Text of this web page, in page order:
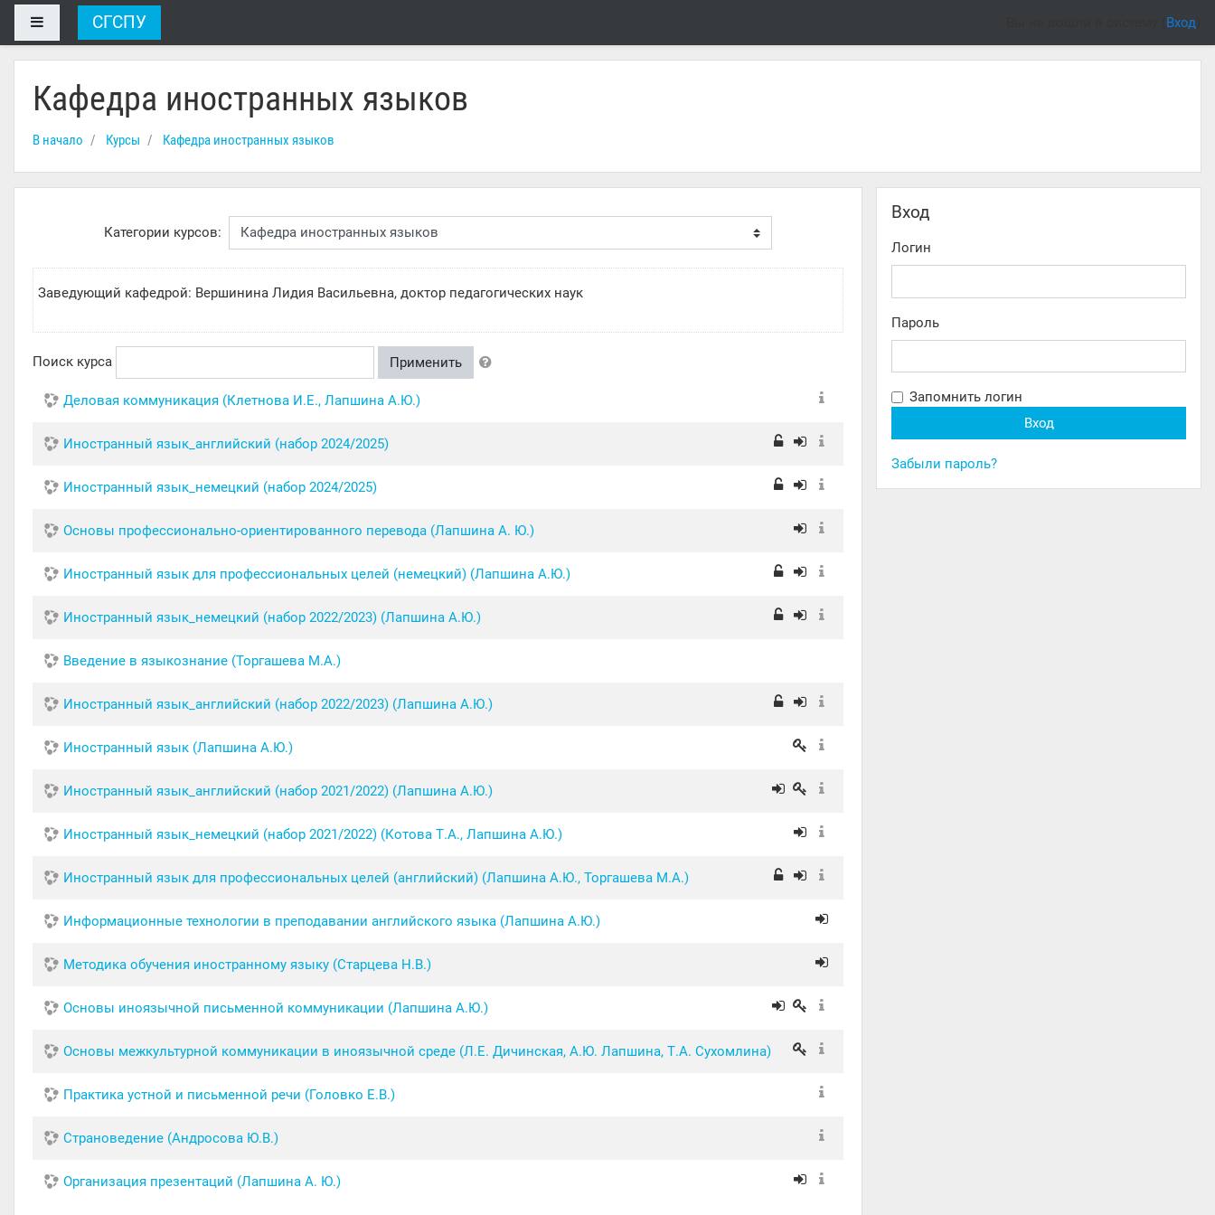
Перейти к основному содержанию
Боковая панель
СГСПУ Вход
Кафедра иностранных языков
В начало Курсы Кафедра иностранных языков
Категории курсов:
Заведующий кафедрой: Вершинина Лидия Васильевна, доктор педагогических наук
Поиск курса Применить
Деловая коммуникация (Клетнова И.Е., Лапшина А.Ю.)
Иностранный язык_английский (набор 2024/2025)
Иностранный язык_немецкий (набор 2024/2025)
Основы профессионально-ориентированного перевода (Лапшина А. Ю.)
Иностранный язык для профессиональных целей (немецкий) (Лапшина А.Ю.)
Иностранный язык_немецкий (набор 2022/2023) (Лапшина А.Ю.)
Введение в языкознание (Торгашева М.А.)
Иностранный язык_английский (набор 2022/2023) (Лапшина А.Ю.)
Иностранный язык (Лапшина А.Ю.)
Иностранный язык_английский (набор 2021/2022) (Лапшина А.Ю.)
Иностранный язык_немецкий (набор 2021/2022) (Котова Т.А., Лапшина А.Ю.)
Иностранный язык для профессиональных целей (английский) (Лапшина А.Ю., Торгашева М.А.)
Информационные технологии в преподавании английского языка (Лапшина А.Ю.)
Методика обучения иностранному языку (Старцева Н.В.)
Основы иноязычной письменной коммуникации (Лапшина А.Ю.)
Основы межкультурной коммуникации в иноязычной среде (Л.Е. Дичинская, А.Ю. Лапшина, Т.А. Сухомлина)
Практика устной и письменной речи (Головко Е.В.)
Страноведение (Андросова Ю.В.)
Организация презентаций (Лапшина А. Ю.)
Вход
Логин
Пароль
Запомнить логин
Забыли пароль?